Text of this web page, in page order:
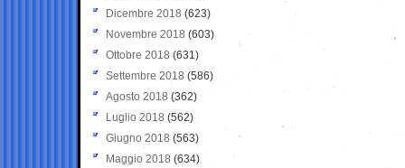
Dicembre 2018 (623)
Novembre 2018 (603)
Ottobre 2018 (631)
Settembre 2018 (586)
Agosto 2018 (362)
Luglio 2018 (562)
Giugno 2018 (563)
Maggio 2018 (634)